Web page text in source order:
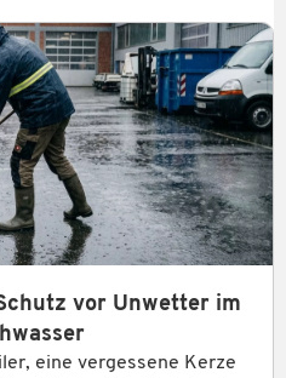
vor Unwetter im
eine vergessene Kerze